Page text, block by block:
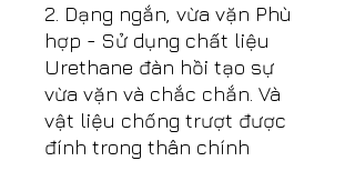
2. Dạng ngắn, vừa vặn Phù
hợp - Sử dụng chất liệu
Urethane đàn hồi tạo sự
vừa vặn và chắc chắn. Và
vật liệu chống trượt được
đính trong thân chính